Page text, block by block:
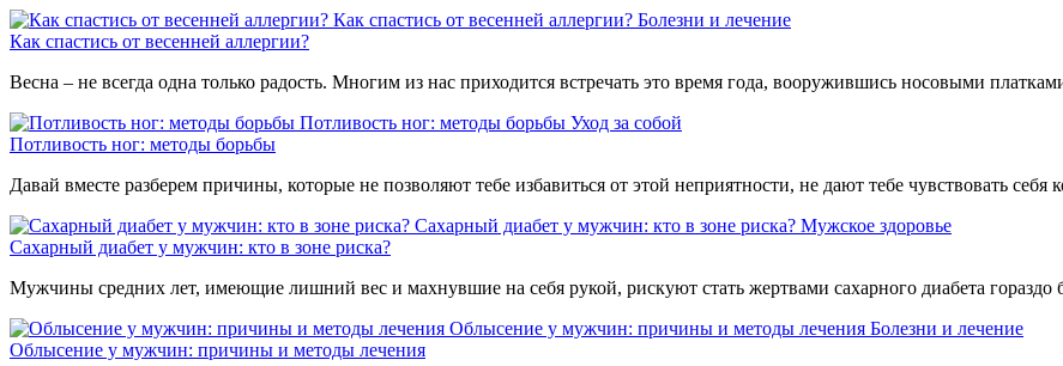
Как спастись от весенней аллергии? Болезни и лечение
Как спастись от весенней аллергии?
Весна – не всегда одна только радость. Многим из нас приходится встречать это время года, вооружившись носовыми
Потливость ног: методы борьбы Уход за собой
Потливость ног: методы борьбы
Давай вместе разберем причины, которые не позволяют тебе избавиться от этой неприятности, не дают тебе чувствовать себя
Сахарный диабет у мужчин: кто в зоне риска? Мужское здоровье
Сахарный диабет у мужчин: кто в зоне риска?
Мужчины средних лет, имеющие лишний вес и махнувшие на себя рукой, рискуют стать жертвами сахарного диабета
Облысение у мужчин: причины и методы лечения Болезни и лечение
Облысение у мужчин: причины и методы лечения